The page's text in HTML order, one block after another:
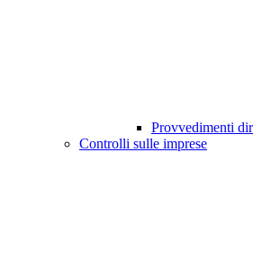
Provvedimenti
Controlli sulle imprese